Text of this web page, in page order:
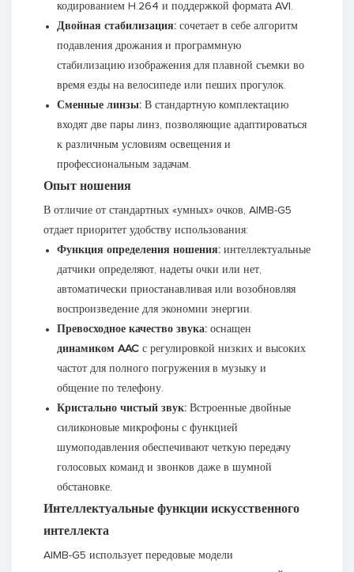
кодированием H.264 и поддержкой формата AVI.
Двойная стабилизация:сочетает в себе алгоритм
подавления дрожания и программную
стабилизацию изображения для плавной съемки во
время езды на велосипеде или пеших прогулок.
Сменные линзы:В стандартную комплектацию
входят две пары линз, позволяющие адаптироваться
к различным условиям освещения и
профессиональным задачам.
Опыт ношения
В отличие от стандартных «умных» очков, AIMB-G5
отдает приоритет удобству использования:
Функция определения ношения:интеллектуальные
датчики определяют, надеты очки или нет,
автоматически приостанавливая или возобновляя
воспроизведение для экономии энергии.
Превосходное качество звука:оснащен
динамиком AACс регулировкой низких и высоких
частот для полного погружения в музыку и
общение по телефону.
Кристально чистый звук:Встроенные двойные
силиконовые микрофоны с функцией
шумоподавления обеспечивают четкую передачу
голосовых команд и звонков даже в шумной
обстановке.
Интеллектуальные функции искусственного
интеллекта
AIMB-G5 использует передовые модели